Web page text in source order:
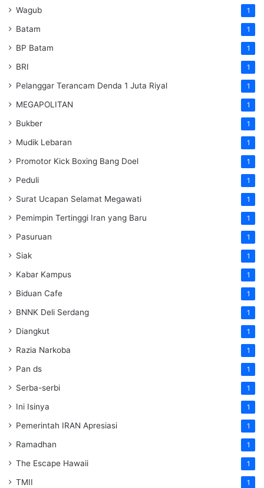
Wagub 1
Batam 1
BP Batam 1
BRI 1
Pelanggar Terancam Denda 1 Juta Riyal 1
MEGAPOLITAN 1
Bukber 1
Mudik Lebaran 1
Promotor Kick Boxing Bang Doel 1
Peduli 1
Surat Ucapan Selamat Megawati 1
Pemimpin Tertinggi Iran yang Baru 1
Pasuruan 1
Siak 1
Kabar Kampus 1
Biduan Cafe 1
BNNK Deli Serdang 1
Diangkut 1
Razia Narkoba 1
Pan ds 1
Serba-serbi 1
Ini Isinya 1
Pemerintah IRAN Apresiasi 1
Ramadhan 1
The Escape Hawaii 1
TMII 1